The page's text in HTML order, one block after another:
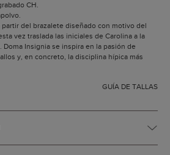
CH.
partir del brazalete diseñado con motivo del
vez traslada las iniciales de Carolina a la
Doma Insignia se inspira en la pasión de
y, en concreto, la disciplina hípica más
GUÍA DE TALLAS